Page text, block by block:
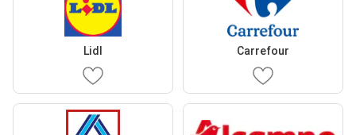
Lidl Carrefour